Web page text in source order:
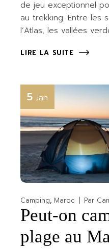
de jeu exceptionnel
au trekking. Entre les
l’Atlas, les vallées
LIRE LA SUITE
5 Jan
Camping Maroc Par
Peut-on
plage au